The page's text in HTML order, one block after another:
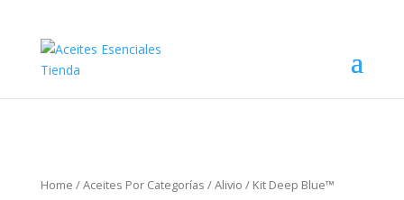
Home /Aceites Por Categorías /Alivio / Kit Deep Blue™